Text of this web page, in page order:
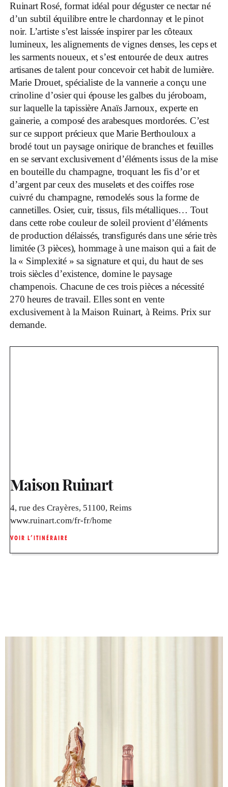
Ruinart Rosé, format idéal pour déguster ce nectar né
d’un subtil équilibre entre le chardonnay et le pinot
noir. L’artiste s’est laissée inspirer par les côteaux
lumineux, les alignements de vignes denses, les ceps et
les sarments noueux, et s’est entourée de deux autres
artisanes de talent pour concevoir cet habit de lumière.
Marie Drouet, spécialiste de la vannerie a conçu une
crinoline d’osier qui épouse les galbes du jéroboam,
sur laquelle la tapissière Anaïs Jarnoux, experte en
gainerie, a composé des arabesques mordorées. C’est
sur ce support précieux que Marie Berthouloux a
brodé tout un paysage onirique de branches et feuilles
en se servant exclusivement d’éléments issus de la mise
en bouteille du champagne, troquant les fis d’or et
d’argent par ceux des muselets et des coiffes rose
cuivré du champagne, remodelés sous la forme de
cannetilles. Osier, cuir, tissus, fils métalliques… Tout
dans cette robe couleur de soleil provient d’éléments
de production délaissés, transfigurés dans une série très
limitée (3 pièces), hommage à une maison qui a fait de
la « Simplexité » sa signature et qui, du haut de ses
trois siècles d’existence, domine le paysage
champenois. Chacune de ces trois pièces a nécessité
270 heures de travail. Elles sont en vente
exclusivement à la Maison Ruinart, à Reims. Prix sur
demande.
Maison Ruinart
4, rue des Crayères, 51100, Reims
www.ruinart.com/fr-fr/home
VOIR L’ITINÉRAIRE